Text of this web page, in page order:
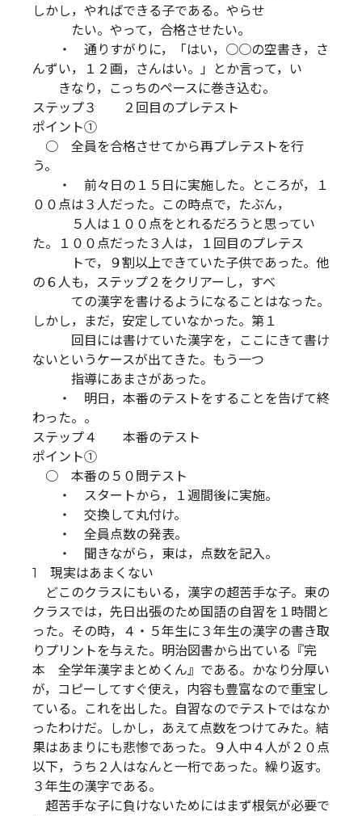
しかし，やればできる子である。やらせ
たい。やって，合格させたい。
・ 通りすがりに，「はい，○○の空書き，さ
んずい，１２画，さんはい。」とか言って，い
きなり，こっちのペースに巻き込む。
ステップ３ ２回目のプレテスト
ポイント①
○ 全員を合格させてから再プレテストを行
う。
・ 前々日の１５日に実施した。ところが，１
００点は３人だった。この時点で，たぶん，
５人は１００点をとれるだろうと思ってい
た。１００点だった３人は，１回目のプレテス
トで，９割以上できていた子供であった。他
の６人も，ステップ２をクリアーし，すべ
ての漢字を書けるようになることはなった。
しかし，まだ，安定していなかった。第１
回目には書けていた漢字を，ここにきて書け
ないというケースが出てきた。もう一つ
指導にあまさがあった。
・ 明日，本番のテストをすることを告げて終
わった。。
ステップ４ 本番のテスト
ポイント①
○ 本番の５０問テスト
・ スタートから，１週間後に実施。
・ 交換して丸付け。
・ 全員点数の発表。
・ 聞きながら，東は，点数を記入。
1 現実はあまくない
どこのクラスにもいる，漢字の超苦手な子。東の
クラスでは，先日出張のため国語の自習を１時間と
った。その時，４・５年生に３年生の漢字の書き取
りプリントを与えた。明治図書から出ている『完
本 全学年漢字まとめくん』である。かなり分厚い
が，コピーしてすぐ使え，内容も豊富なので重宝し
ている。これを出した。自習なのでテストではなか
ったわけだ。しかし，あえて点数をつけてみた。結
果はあまりにも悲惨であった。９人中４人が２０点
以下，うち２人はなんと一桁であった。繰り返す。
３年生の漢字である。
超苦手な子に負けないためにはまず根気が必要で